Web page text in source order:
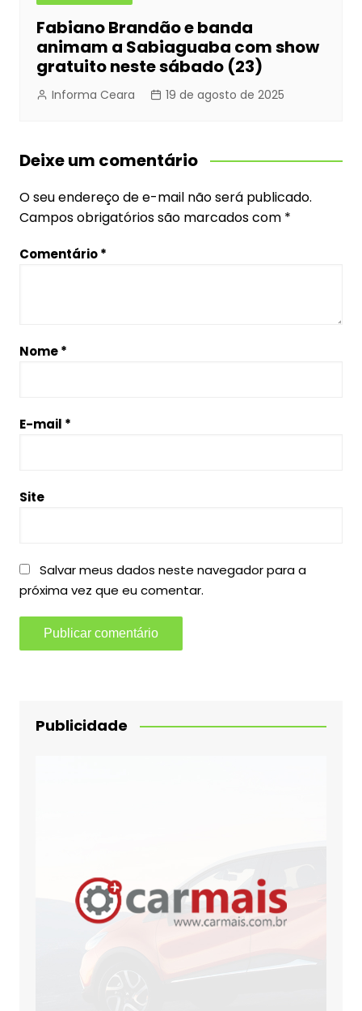
Fabiano Brandão e banda
animam a Sabiaguaba com show
gratuito neste sábado (23)
Informa Ceara 19 de agosto de 2025
Deixe um comentário
O seu endereço de e-mail não será publicado.
Campos obrigatórios são marcados com *
Comentário*
Nome*
E-mail *
Site
Salvar meus dados neste navegador para a
próxima vez que eu comentar.
Publicidade